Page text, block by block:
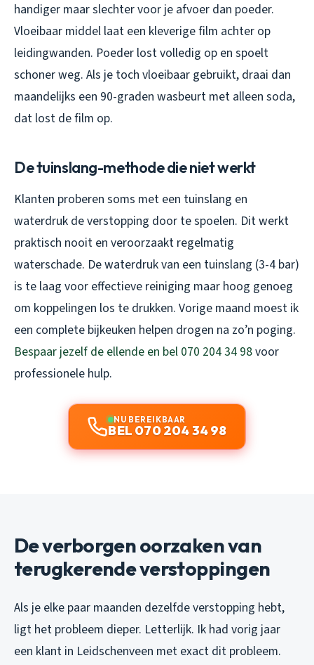
handiger maar slechter voor je afvoer dan poeder.
Vloeibaar middel laat een kleverige film achter op
leidingwanden. Poeder lost volledig op en spoelt
schoner weg. Als je toch vloeibaar gebruikt, draai dan
maandelijks een 90-graden wasbeurt met alleen soda,
dat lost de film op.
De tuinslang-methode die niet werkt
Klanten proberen soms met een tuinslang en
waterdruk de verstopping door te spoelen. Dit werkt
praktisch nooit en veroorzaakt regelmatig
waterschade. De waterdruk van een tuinslang (3-4 bar)
is te laag voor effectieve reiniging maar hoog genoeg
om koppelingen los te drukken. Vorige maand moest ik
een complete bijkeuken helpen drogen na zo’n poging.
Bespaar jezelf de ellende en bel 070 204 34 98voor
professionele hulp.
NU BEREIKBAAR
BEL 070 204 34 98
De verborgen oorzaken van
terugkerende verstoppingen
Als je elke paar maanden dezelfde verstopping hebt,
ligt het probleem dieper. Letterlijk. Ik had vorig jaar
een klant in Leidschenveen met exact dit probleem.